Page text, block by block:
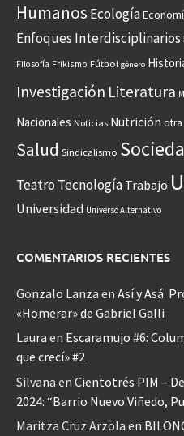
Humanos Ecología
Enfoques Interdisciplinarios
Filosofía Frikismo Fútbol género
Investigación Literatura
Nacionales Noticias Nutrición otra
Salud Sindicalismo
Teatro Tecnología Trabajo
Universidad Universo Alternativo
COMENTARIOS RECIENTES
Gonzalo Lanza en Así y Asá.
«Homerar» de Gabriel Galli
Laura en Escaramujo #6:
que crecí» #2
Silvana en Cientotrés PIM –
2024: “Barrio Nuevo Viñedo,
Maritza Cruz Arzola en